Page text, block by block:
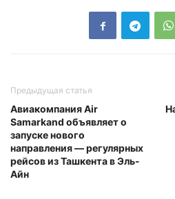
Предыдущая статья
Авиакомпания Air
Samarkand объявляет о
запуске нового
направления — регулярных
рейсов из Ташкента в Эль-
Айн